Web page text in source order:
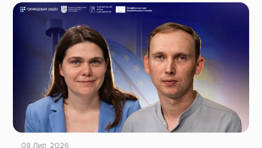
08 Лип, 2026